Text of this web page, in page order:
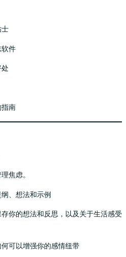
士
软件
指南
焦虑。
、想法和示例
你的想法和反思，以及关于生活感受
可以增强你的感情纽带